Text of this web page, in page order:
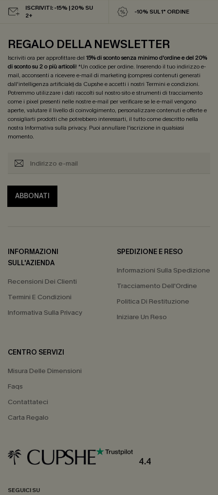
ISCRIVITI: -15% | 20% SU
2+
-10% SUL 1° ORDINE
REGALO DELLA NEWSLETTER
Iscriviti ora per approfittare del 15% di sconto senza minimo d'ordine e del 20%
di sconto su 2 o più articoli! *Un codice per ordine. Inserendo il tuo indirizzo e-
mail, acconsenti a ricevere e-mail di marketing (compresi contenuti generati
dall'intelligenza artificiale) da Cupshe e accetti i nostri Termini e condizioni.
Potremmo utilizzare i dati raccolti sul nostro sito e strumenti di tracciamento
come i pixel presenti nelle nostre e-mail per verificare se le e-mail vengono
aperte, valutare il livello di coinvolgimento, personalizzare contenuti e offerte e
consigliarti prodotti che potrebbero interessarti, il tutto come descritto nella
nostra Informativa sulla privacy. Puoi annullare l'iscrizione in qualsiasi
momento.
ABBONATI
INFORMAZIONI
SULL'AZIENDA
Recensioni Dei Clienti
Termini E Condizioni
Informativa Sulla Privacy
SPEDIZIONE E RESO
Informazioni Sulla Spedizione
Tracciamento Dell'Ordine
Politica Di Restituzione
Iniziare Un Reso
CENTRO SERVIZI
Misura Delle Dimensioni
Faqs
Contattateci
Carta Regalo
4.4
SEGUICI SU